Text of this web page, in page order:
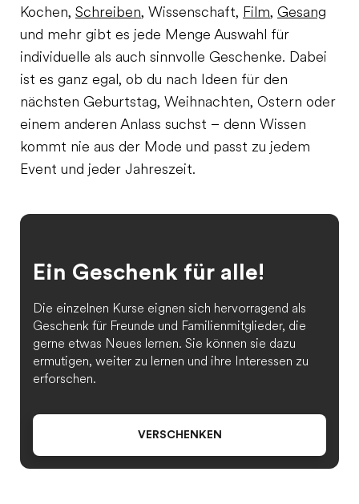
Kochen, Schreiben, Wissenschaft, Film, Gesang
und mehr gibt es jede Menge Auswahl für
individuelle als auch sinnvolle Geschenke. Dabei
ist es ganz egal, ob du nach Ideen für den
nächsten Geburtstag, Weihnachten, Ostern oder
einem anderen Anlass suchst – denn Wissen
kommt nie aus der Mode und passt zu jedem
Event und jeder Jahreszeit.
Ein Geschenk für alle!
Die einzelnen Kurse eignen sich hervorragend als
Geschenk für Freunde und Familienmitglieder, die
gerne etwas Neues lernen. Sie können sie dazu
ermutigen, weiter zu lernen und ihre Interessen zu
erforschen.
VERSCHENKEN